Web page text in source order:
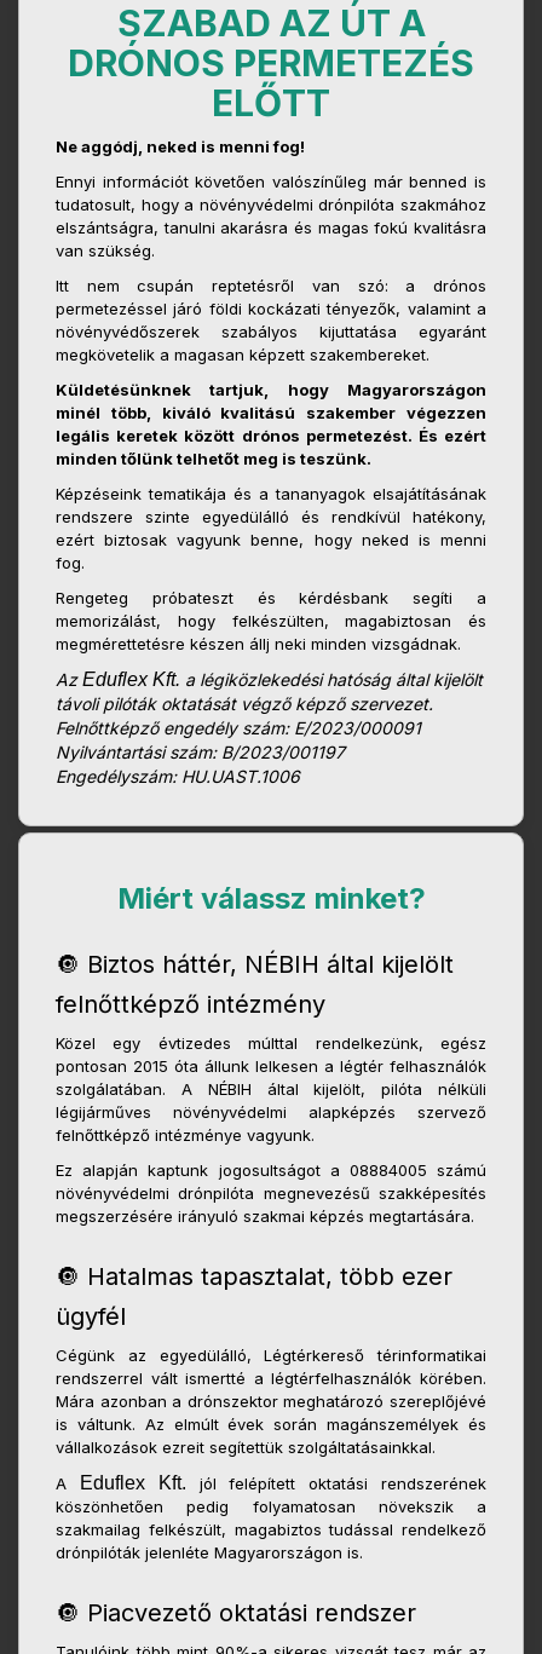
SZABAD AZ ÚT A
DRÓNOS PERMETEZÉS
ELŐTT
Ne aggódj, neked is menni fog!
Ennyi információt követően valószínűleg már benned is
tudatosult, hogy a növényvédelmi drónpilóta szakmához
elszántságra, tanulni akarásra és magas fokú kvalitásra
van szükség.
Itt nem csupán reptetésről van szó: a drónos
permetezéssel járó földi kockázati tényezők, valamint a
növényvédőszerek szabályos kijuttatása egyaránt
megkövetelik a magasan képzett szakembereket.
Küldetésünknek tartjuk, hogy Magyarországon
minél több, kiváló kvalitású szakember végezzen
legális keretek között drónos permetezést. És ezért
minden tőlünk telhetőt meg is teszünk.
Képzéseink tematikája és a tananyagok elsajátításának
rendszere szinte egyedülálló és rendkívül hatékony,
ezért biztosak vagyunk benne, hogy neked is menni
fog.
Rengeteg próbateszt és kérdésbank segíti a
memorizálást, hogy felkészülten, magabiztosan és
megmérettetésre készen állj neki minden vizsgádnak.
AzEduflex Kft. a légiközlekedési hatóság által kijelölt
távoli pilóták oktatását végző képző szervezet.
Felnőttképző engedély szám: E/2023/000091
Nyilvántartási szám: B/2023/001197
Engedélyszám: HU.UAST.1006
Miért válassz minket?
🔘 Biztos háttér, NÉBIH által kijelölt
felnőttképző intézmény
Közel egy évtizedes múlttal rendelkezünk, egész
pontosan 2015 óta állunk lelkesen a légtér felhasználók
szolgálatában. A NÉBIH által kijelölt, pilóta nélküli
légijárműves növényvédelmi alapképzés szervező
felnőttképző intézménye vagyunk.
Ez alapján kaptunk jogosultságot a 08884005 számú
növényvédelmi drónpilóta megnevezésű szakképesítés
megszerzésére irányuló szakmai képzés megtartására.
🔘 Hatalmas tapasztalat, több ezer
ügyfél
Cégünk az egyedülálló, Légtérkereső térinformatikai
rendszerrel vált ismertté a légtérfelhasználók körében.
Mára azonban a drónszektor meghatározó szereplőjévé
is váltunk. Az elmúlt évek során magánszemélyek és
vállalkozások ezreit segítettük szolgáltatásainkkal.
A
Eduflex Kft. jól felépített oktatási rendszerének
köszönhetően pedig folyamatosan növekszik a
szakmailag felkészült, magabiztos tudással rendelkező
drónpilóták jelenléte Magyarországon is.
🔘 Piacvezető oktatási rendszer